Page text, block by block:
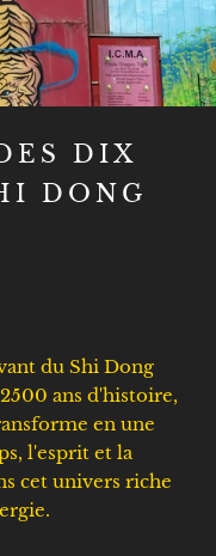
DIX
DONG
du Shi Dong
ans d'histoire,
en une
l'esprit et la
cet univers riche